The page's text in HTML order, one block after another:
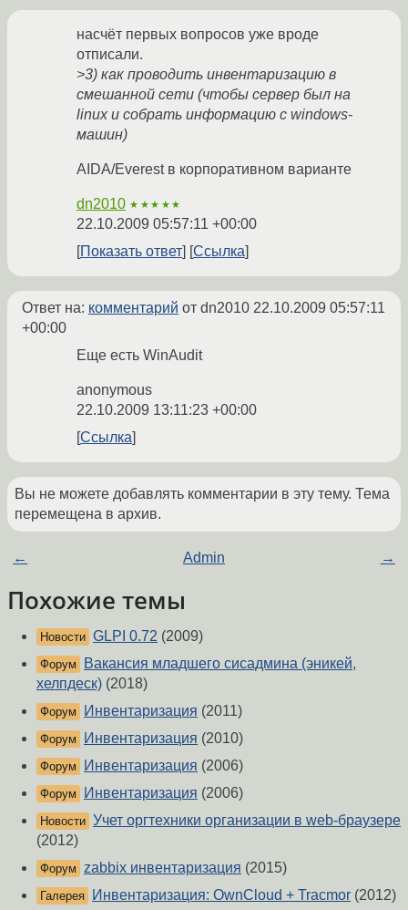
насчёт первых вопросов уже вроде
отписали.
>3) как проводить инвентаризацию в
смешанной сети (чтобы сервер был на
linux и собрать информацию с windows-
машин)
AIDA/Everest в корпоративном варианте
dn2010 ★★★★★
22.10.2009 05:57:11 +00:00
Показать ответ
Ссылка
Ответ на: комментарий от dn2010 22.10.2009 05:57:11
+00:00
Еще есть WinAudit
anonymous
22.10.2009 13:11:23 +00:00
Ссылка
Вы не можете добавлять комментарии в эту тему. Тема
перемещена в архив.
← Admin →
Похожие темы
Новости GLPI 0.72 (2009)
Форум
Вакансия младшего сисадмина (эникей,
хелпдеск) (2018)
Форум Инвентаризация (2011)
Форум Инвентаризация (2010)
Форум Инвентаризация (2006)
Форум Инвентаризация (2006)
Новости Учет оргтехники организации в web-браузере
(2012)
Форум zabbix инвентаризация (2015)
Галерея Инвентаризация: OwnCloud + Tracmor (2012)